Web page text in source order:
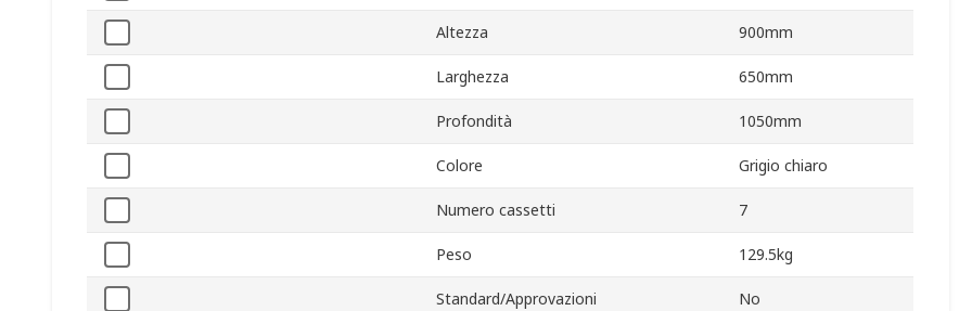
Altezza 900mm
Larghezza 650mm
Profondità 1050mm
Colore Grigio chiaro
Numero cassetti 7
Peso 129.5kg
Standard/Approvazioni No